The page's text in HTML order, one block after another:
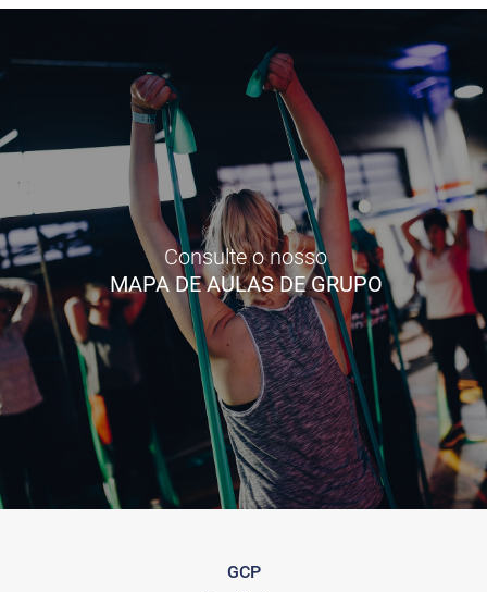
Consulte o nosso
MAPA DE AULAS DE GRUPO
GCP